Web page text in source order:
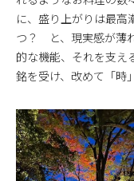
に、盛り上がりは最
つ？ と、現実感が薄
的な機能、それを支え
銘を受け、改めて「時